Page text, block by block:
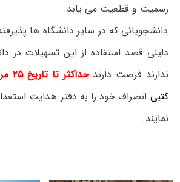
رسمیت و قطعیت می یابد.
دانشجویانی که در سایر دانشگاه ها
دلیلی قصد استفاده از این تسهیلات در
ندارند فرصت دارندحداکثر تا تاریخ ۲۵ مردادماه ۱۳۹۵
کتبی انصراف خود را به دفتر هدایت
نمایند.